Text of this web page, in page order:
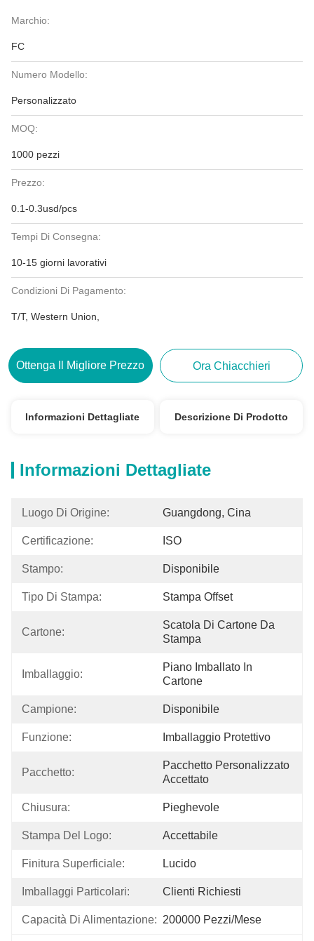
Marchio:
FC
Numero Modello:
Personalizzato
MOQ:
1000 pezzi
Prezzo:
0.1-0.3usd/pcs
Tempi Di Consegna:
10-15 giorni lavorativi
Condizioni Di Pagamento:
T/T, Western Union,
Ottenga Il Migliore Prezzo Ora Chiacchieri
Informazioni Dettagliate Descrizione Di Prodotto
Informazioni Dettagliate
Luogo Di Origine: Guangdong, Cina
Certificazione: ISO
Stampo: Disponibile
Tipo Di Stampa: Stampa Offset
Cartone:
Scatola Di Cartone Da
Stampa
Imballaggio:
Piano Imballato In
Cartone
Campione: Disponibile
Funzione: Imballaggio Protettivo
Pacchetto:
Pacchetto Personalizzato
Accettato
Chiusura: Pieghevole
Stampa Del Logo: Accettabile
Finitura Superficiale: Lucido
Imballaggi Particolari: Clienti Richiesti
Capacità Di Alimentazione: 200000 Pezzi/mese